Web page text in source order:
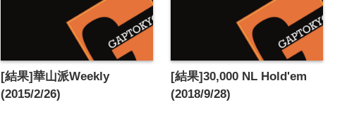
[結果]華山派Weekly
(2015/2/26)
[結果]30,000 NL Hold'em
(2018/9/28)